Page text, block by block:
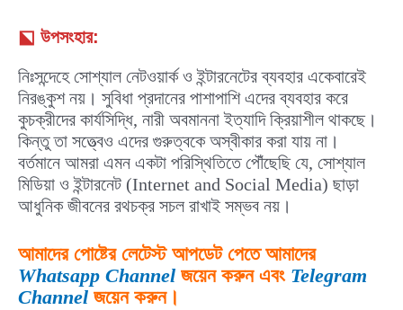
⬕ উপসংহার:
নিঃসন্দেহে সোশ্যাল নেটওয়ার্ক ও ইন্টারনেটের ব্যবহার একেবারেই
নিরঙ্কুশ নয়। সুবিধা প্রদানের পাশাপাশি এদের ব্যবহার করে
কুচক্রীদের কার্যসিদ্ধি, নারী অবমাননা ইত্যাদি ক্রিয়াশীল থাকছে।
কিন্তু তা সত্ত্বেও এদের গুরুত্বকে অস্বীকার করা যায় না।
বর্তমানে আমরা এমন একটা পরিস্থিতিতে পৌঁছেছি যে, সোশ্যাল
মিডিয়া ও ইন্টারনেট (Internet and Social Media) ছাড়া
আধুনিক জীবনের রথচক্র সচল রাখাই সম্ভব নয়।
আমাদের পোষ্টের লেটেস্ট আপডেট পেতে আমাদের
Whatsapp Channel জয়েন করুন এবং Telegram
Channel জয়েন করুন।